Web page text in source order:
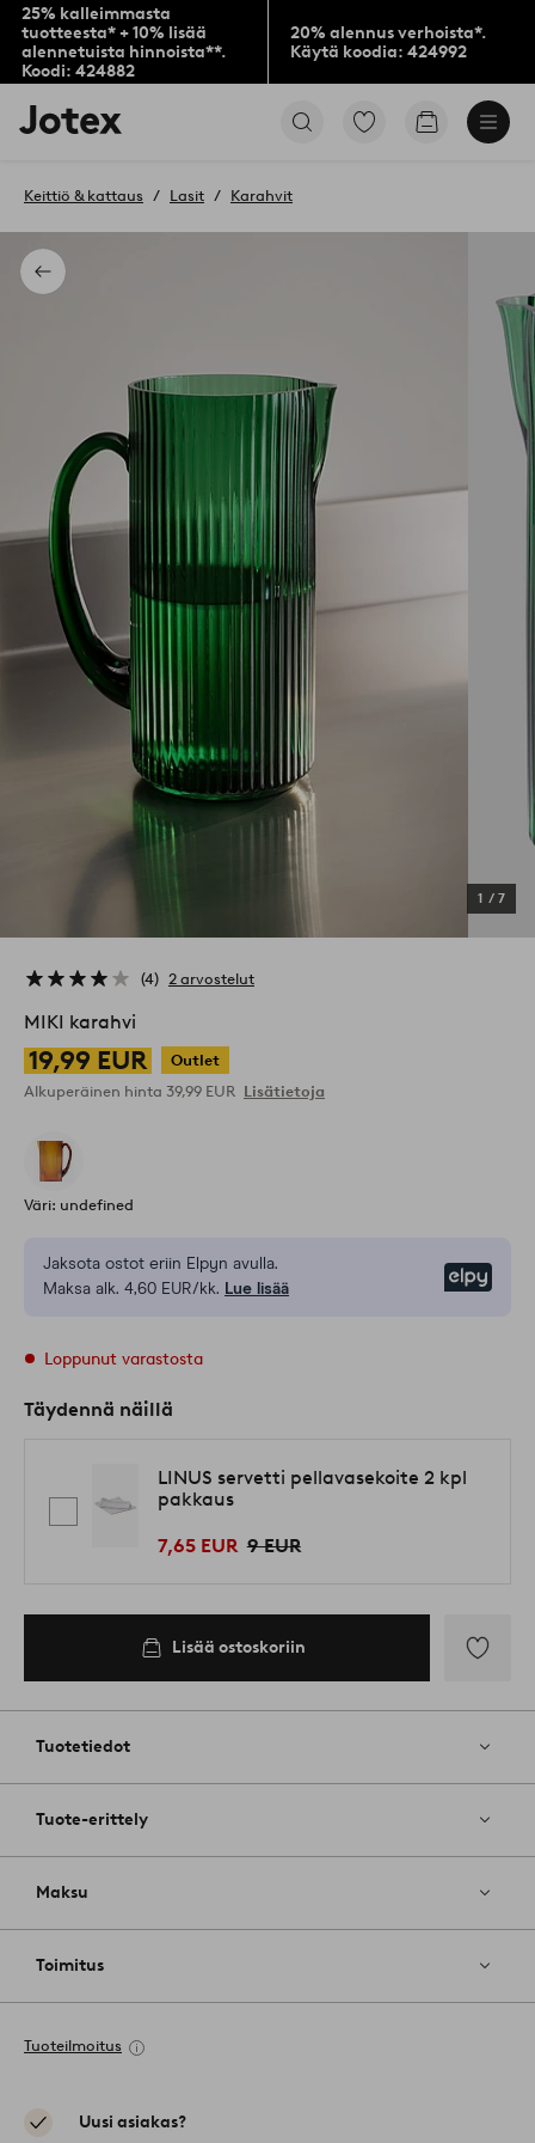
25% kalleimmasta
tuotteesta* + 10% lisää
alennetuista hinnoista**.
Koodi: 424882
20% alennus verhoista*.
Käytä koodia: 424992
Jotex-
logo
aloitussivulle
Siirry
Siirry
Takaisin
Keittiö & kattaus Lasit Karahvit
1 / 7
4 2 arvostelut
MIKI karahvi
19,99 EUR
Outlet
Alkuperäinen hinta 39,99 EUR Lisätietoja
Väri: undefined
Jaksota ostot eriin Elpyn avulla.
Maksa alk. 4,60 EUR/kk. Lue lisää
Loppunut varastosta
Täydennä näillä
LINUS servetti pellavasekoite 2 kpl
pakkaus
7,65 EUR 9 EUR
Lisää ostoskoriin
Tuotetiedot
Tuote-erittely
Maksu
Toimitus
Tuoteilmoitus
Uusi asiakas?